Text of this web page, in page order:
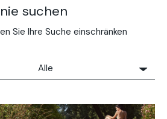
suchen
Sie Ihre Suche einschränken
Alle
Solidro